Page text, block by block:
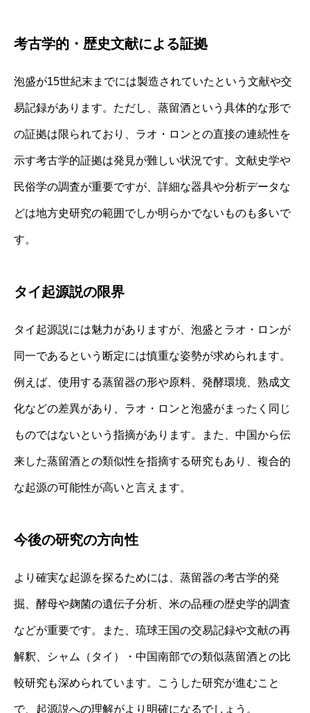
考古学的・歴史文献による証拠
泡盛が15世紀末までには製造されていたという文献や交
易記録があります。ただし、蒸留酒という具体的な形で
の証拠は限られており、ラオ・ロンとの直接の連続性を
示す考古学的証拠は発見が難しい状況です。文献史学や
民俗学の調査が重要ですが、詳細な器具や分析データな
どは地方史研究の範囲でしか明らかでないものも多いで
す。
タイ起源説の限界
タイ起源説には魅力がありますが、泡盛とラオ・ロンが
同一であるという断定には慎重な姿勢が求められます。
例えば、使用する蒸留器の形や原料、発酵環境、熟成文
化などの差異があり、ラオ・ロンと泡盛がまったく同じ
ものではないという指摘があります。また、中国から伝
来した蒸留酒との類似性を指摘する研究もあり、複合的
な起源の可能性が高いと言えます。
今後の研究の方向性
より確実な起源を探るためには、蒸留器の考古学的発
掘、酵母や麹菌の遺伝子分析、米の品種の歴史学的調査
などが重要です。また、琉球王国の交易記録や文献の再
解釈、シャム（タイ）・中国南部での類似蒸留酒との比
較研究も深められています。こうした研究が進むこと
で、起源説への理解がより明確になるでしょう。